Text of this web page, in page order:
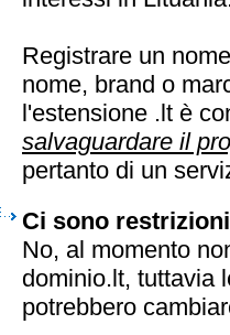
Registrare un
nome, brand o
l'estensione .lt è
salvaguardare il
pertanto di un
Ci sono
No, al momento
dominio.lt, tuttavia
potrebbero